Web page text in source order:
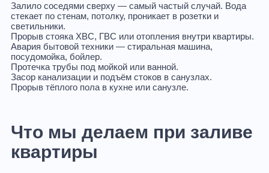
Залило соседями сверху— самый частый случай. Вода
стекает по стенам, потолку, проникает в розетки и
светильники.
Прорыв стоякаХВС, ГВС или отопления внутри квартиры.
Авария бытовой техники— стиральная машина,
посудомойка, бойлер.
Протечка трубы под мойкой или ванной.
Засор канализациии подъём стоков в санузлах.
Прорыв тёплого полав кухне или санузле.
Что мы делаем при заливе
квартиры